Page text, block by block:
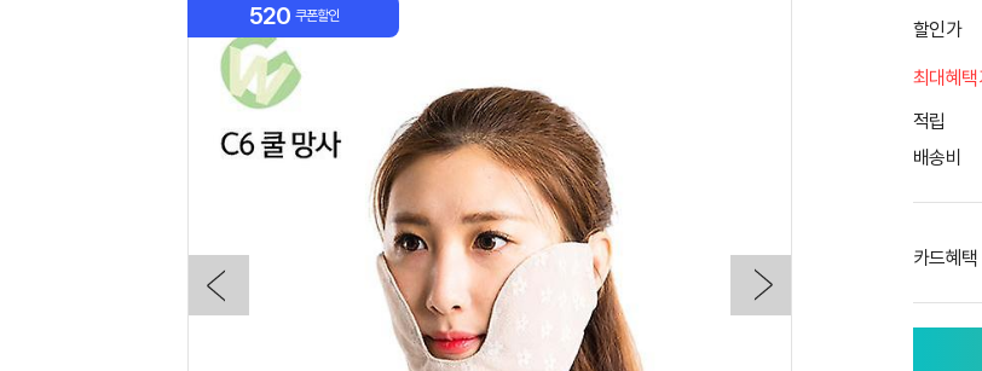
520 쿠폰할인
할인가
최대혜택
적립
배송비
카드혜택